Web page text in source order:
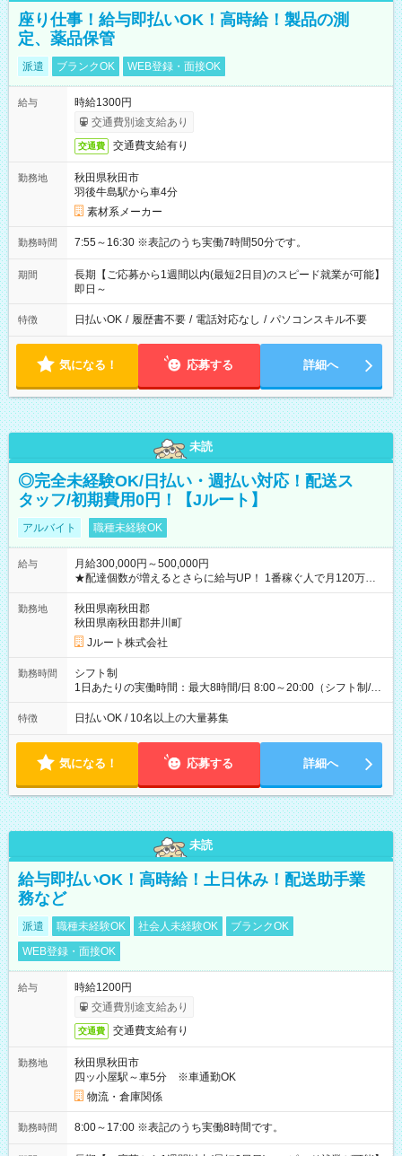
座り仕事！給与即払いOK！高時給！製品の測
定、薬品保管
派遣 ブランクOK WEB登録・面接OK
給与
時給1300円
交通費別途支給あり
交通費 交通費支給有り
勤務地
秋田県秋田市
羽後牛島駅から車4分
素材系メーカー
勤務時間 7:55～16:30 ※表記のうち実働7時間50分です。
期間
長期【ご応募から1週間以内(最短2日目)のスピード就業が可能】
即日～
特徴 日払いOK / 履歴書不要 / 電話対応なし / パソコンスキル不要
気になる！ 応募する 詳細へ
未読
◎完全未経験OK/日払い・週払い対応！配送ス
タッフ/初期費用0円！【Jルート】
アルバイト 職種未経験OK
給与
月給300,000円～500,000円
★配達個数が増えるとさらに給与UP！ 1番稼ぐ人で月120万ほ
ど！ ・主要都市エリア 月収55万円／週5日稼働 月収65万~112
万円／週6日稼働 ・地方郊外エリア 月収40万円／週5日稼働 月
収40万円~50万円／週6日稼働 ＜モデルイメージ＞ ■月収50万
円 (27歳男性/江東区在住)※元建築関係 1日150個配達×25日勤務
(日休み) ■月収80万円(43歳男性/墨田区在住)※元営業 1日200個
勤務地
秋田県南秋田郡
秋田県南秋田郡井川町
Jルート株式会社
勤務時間
シフト制
1日あたりの実働時間：最大8時間/日 8:00～20:00（シフト制/実
働8時間） ※週5日勤務（場所次第では週4も有り） ※配達状況
によって時間外での勤務可能性有り ※案件により多少の前後あ
特徴 日払いOK / 10名以上の大量募集
気になる！ 応募する 詳細へ
未読
給与即払いOK！高時給！土日休み！配送助手業
務など
派遣 職種未経験OK 社会人未経験OK
ブランクOK
WEB登録・面接OK
給与
時給1200円
交通費別途支給あり
交通費 交通費支給有り
勤務地
秋田県秋田市
四ッ小屋駅～車5分 ※車通勤OK
物流・倉庫関係
勤務時間 8:00～17:00 ※表記のうち実働8時間です。